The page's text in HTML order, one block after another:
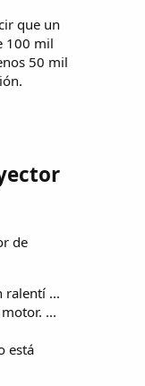
que un
100 mil
50 mil
de
ralentí ...
...
está